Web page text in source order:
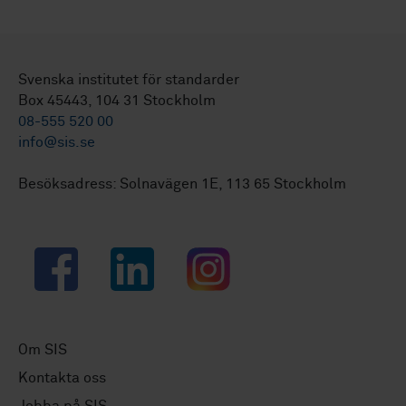
Svenska institutet för standarder
Box 45443, 104 31 Stockholm
08-555 520 00
info@sis.se
Besöksadress: Solnavägen 1E, 113 65 Stockholm
Facebook LinkedIn Instagram
Om SIS
Kontakta oss